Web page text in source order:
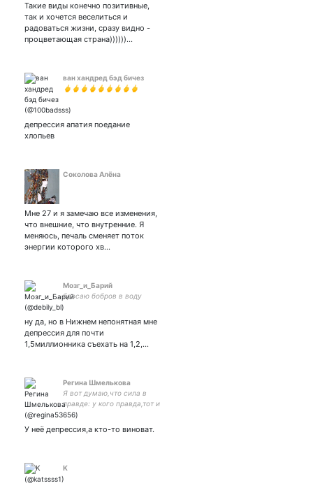
Такие виды конечно позитивные,
так и хочется веселиться и
радоваться жизни, сразу видно -
процветающая страна))))))…
ван хандред бэд бичез
🖕🖕🖕🖕🖕🖕🖕🖕🖕
депрессия апатия поедание
хлопьев
Соколова Алёна
Мне 27 и я замечаю все изменения,
что внешние, что внутренние. Я
меняюсь, печаль сменяет поток
энергии которого хв…
Мозг_и_Барий
бросаю бобров в воду
ну да, но в Нижнем непонятная мне
депрессия для почти
1,5миллионника съехать на 1,2,…
Регина Шмелькова
Я вот думаю,что сила в
правде: у кого правда,тот и
сильней!
У неё депрессия,а кто-то виноват.
K